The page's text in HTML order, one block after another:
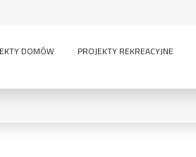
DOMÓW
PROJEKTY REKREACYJNE